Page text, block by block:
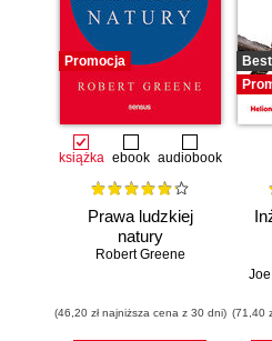
Promocja
książka ebook audiobook
Prawa ludzkiej
natury
Robert Greene
(46,20 zł najniższa cena z 30 dni) (71,40